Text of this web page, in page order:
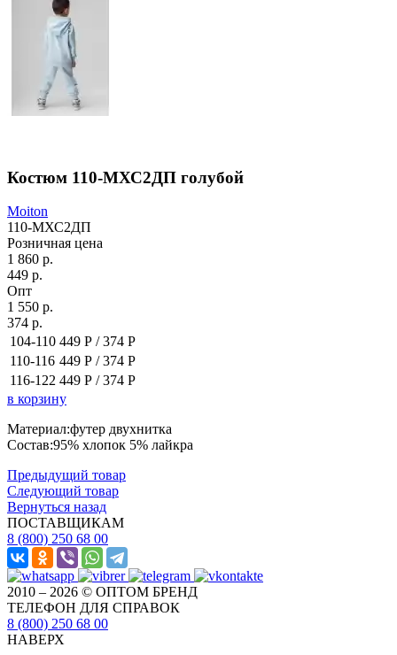
Костюм 110-МХС2ДП голубой
Moiton
110-МХС2ДП
Розничная цена
1 860 р.
449 р.
Опт
1 550 р.
374 р.
104-110 449 Р /374 Р
110-116 449 Р /374 Р
116-122 449 Р /374 Р
в корзину
Материал:футер двухнитка
Состав:95% хлопок 5% лайкра
Предыдущий товар
Следующий товар
Вернуться назад
ПОСТАВЩИКАМ
8 (800) 250 68 00
2010 – 2026 © ОПТОМ БРЕНД
ТЕЛЕФОН ДЛЯ СПРАВОК
8 (800) 250 68 00
НАВЕРХ